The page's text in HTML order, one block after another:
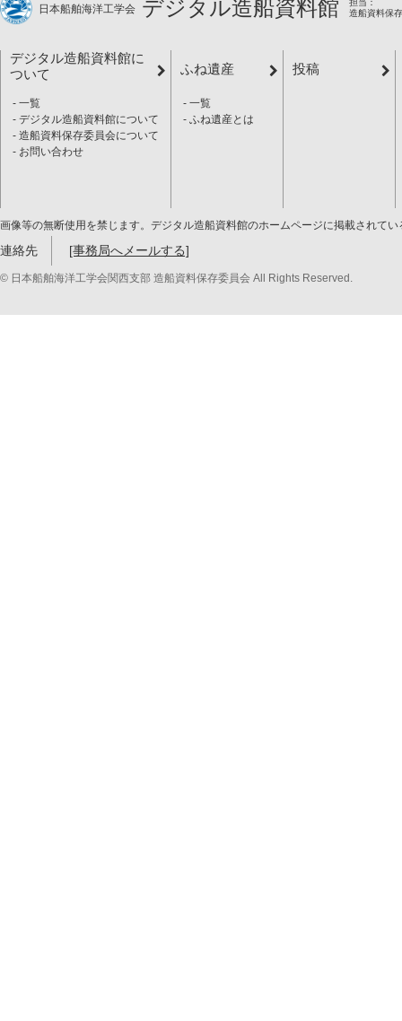
日本船舶海洋工学会 デジタル造船資料館
担当：
造船資料保
デジタル造船資料館に
ついて
一覧
デジタル造船資料館について
造船資料保存委員会について
お問い合わせ
ふね遺産
一覧
ふね遺産とは
投稿
画像等の無断使用を禁じます。デジタル造船資料館のホームページに掲載されて
連絡先 [事務局へメールする]
© 日本船舶海洋工学会関西支部 造船資料保存委員会 All Rights Reserved.